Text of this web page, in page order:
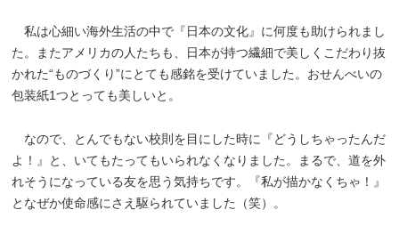
私は心細い海外生活の中で『日本の文化』に何度も助けられまし
た。またアメリカの人たちも、日本が持つ繊細で美しくこだわり抜
かれた“ものづくり”にとても感銘を受けていました。おせんべいの
包装紙1つとっても美しいと。
なので、とんでもない校則を目にした時に『どうしちゃったんだ
よ！』と、いてもたってもいられなくなりました。まるで、道を外
れそうになっている友を思う気持ちです。『私が描かなくちゃ！』
となぜか使命感にさえ駆られていました（笑）。